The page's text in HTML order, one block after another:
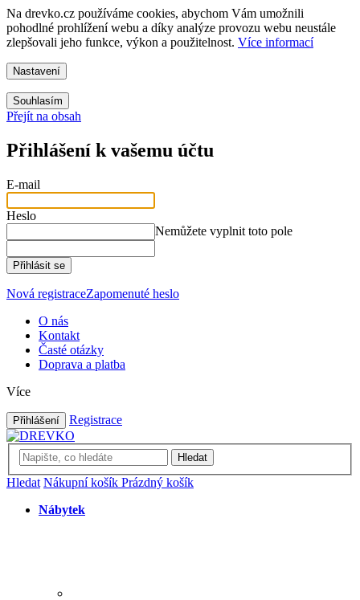
Na drevko.cz používáme cookies, abychom Vám umožnili
pohodlné prohlížení webu a díky analýze provozu webu neustále
zlepšovali jeho funkce, výkon a použitelnost. Více informací
Nastavení
Souhlasím
Přejít na obsah
Přihlášení k vašemu účtu
E-mail
Heslo
Nemůžete vyplnit toto pole
Přihlásit se
Nová registraceZapomenuté heslo
O nás
Kontakt
Časté otázky
Doprava a platba
Více
Přihlášení Registrace
Hledat
Hledat Nákupní košík Prázdný košík
Nábytek